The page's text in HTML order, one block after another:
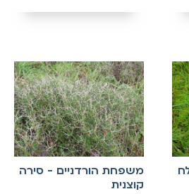
משפחת הורדניים - סירה
קוצנית